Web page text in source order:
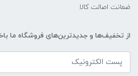
ضمانت اصالت کالا
از تخفیف‌ها و جدیدترین‌های فروشگاه ما